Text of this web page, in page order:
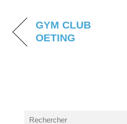
GYM CLUB
OETING
Rechercher